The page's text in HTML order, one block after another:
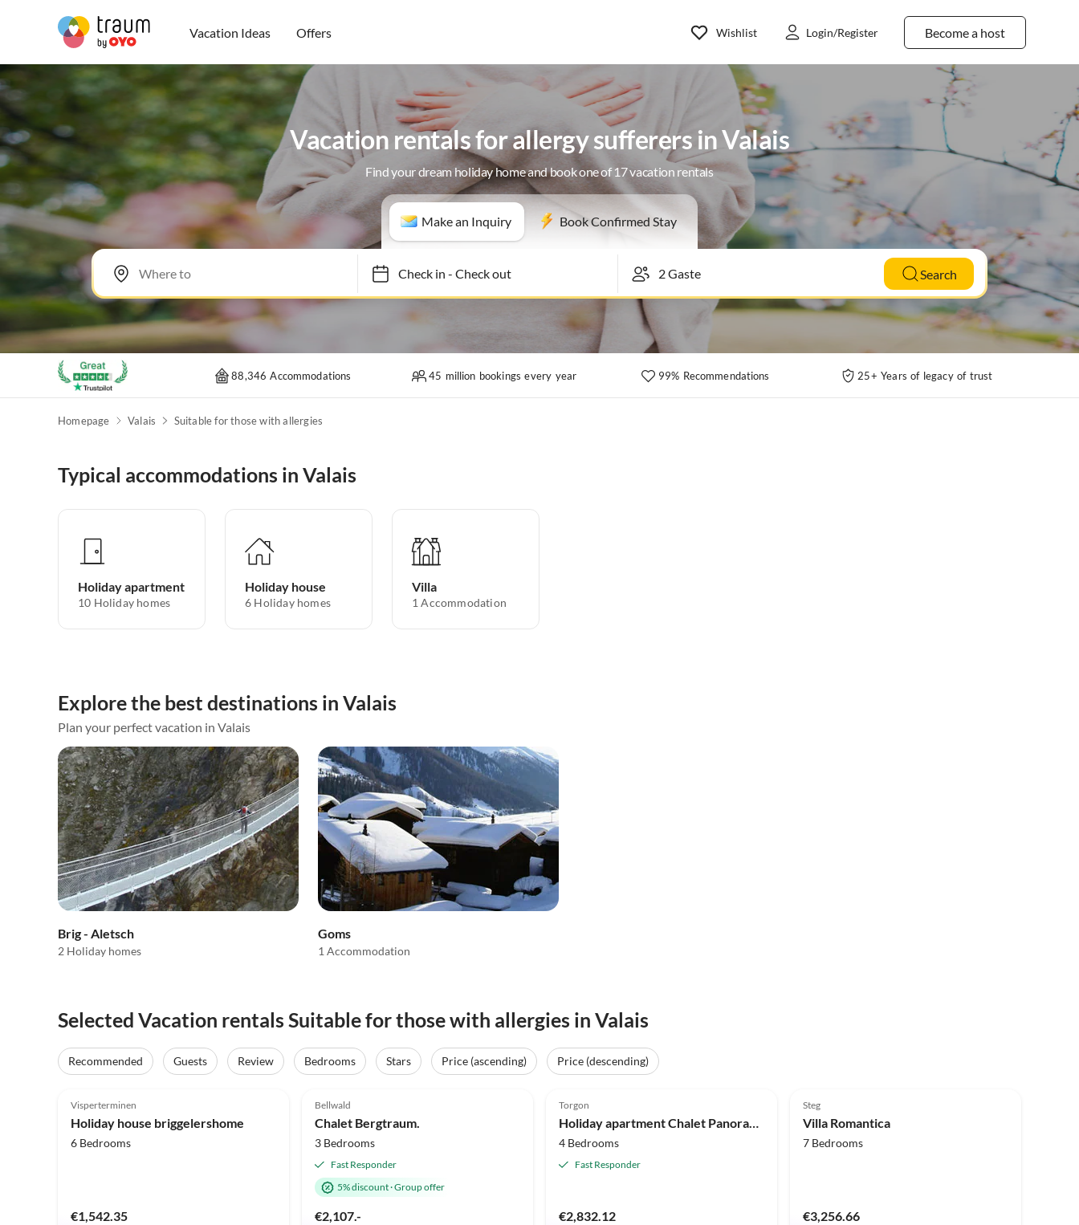
Vacation Ideas Offers Become a host
Wishlist Login/Register
Vacation rentals for allergy sufferers in Valais
Find your dream holiday home and book one of 17 vacation rentals
Make an Inquiry Book Confirmed Stay
Check in- Check out Search
88,346 Accommodations 45 million bookings every year 99% Recommendations 25+ Years of legacy of trust
Homepage Valais Suitable for those with allergies
Typical accommodations in Valais
Holiday apartment
10 Holiday homes
Holiday house
6 Holiday homes
Villa
1 Accommodation
Explore the best destinations in Valais
Plan your perfect vacation in Valais
Brig - Aletsch
2 Holiday homes
Goms
1 Accommodation
Selected Vacation rentals Suitable for those with allergies in Valais
Recommended Guests Review Bedrooms Stars Price (ascending) Price (descending)
Top-Listing
Visperterminen
Holiday house briggelershome
6 Bedrooms
€1,542.35
Top-Listing
Bellwald
Chalet Bergtraum.
3 Bedrooms
Fast Responder
5% discount·Group offer
€2,107.-
Torgon
Holiday apartment Chalet Panoramix
4 Bedrooms
Fast Responder
€2,832.12
Steg
Villa Romantica
7 Bedrooms
€3,256.66